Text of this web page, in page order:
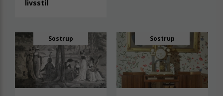
livsstil
Sostrup Sostrup